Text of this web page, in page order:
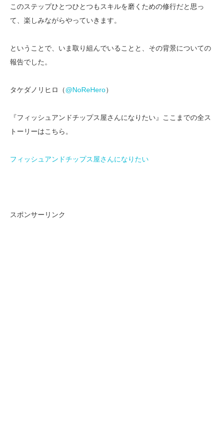
このステップひとつひとつもスキルを磨くための修行だと思っ
て、楽しみながらやっていきます。
ということで、いま取り組んでいることと、その背景についての
報告でした。
タケダノリヒロ（@NoReHero）
『フィッシュアンドチップス屋さんになりたい』ここまでの全ス
トーリーはこちら。
フィッシュアンドチップス屋さんになりたい
スポンサーリンク